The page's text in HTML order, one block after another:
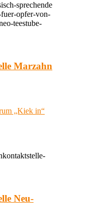
sprechende
fuer-opfer-von-
teestube-
Marzahn
„Kiek in“
Neu-